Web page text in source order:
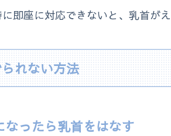
即座に対応できないと、乳首がえ
れない方法
なったら乳首をはなす